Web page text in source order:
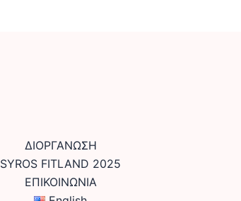
ΔΙΟΡΓΑΝΩΣΗ
SYROS FITLAND 2025
ΕΠΙΚΟΙΝΩΝΙΑ